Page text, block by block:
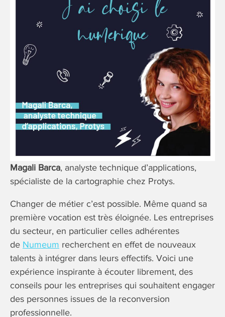
Magali Barca, analyste technique d’applications,
spécialiste de la cartographie chez Protys.
Changer de métier c’est possible. Même quand sa
première vocation est très éloignée. Les entreprises
du secteur, en particulier celles adhérentes
de Numeum recherchent en effet de nouveaux
talents à intégrer dans leurs effectifs. Voici une
expérience inspirante à écouter librement, des
conseils pour les entreprises qui souhaitent engager
des personnes issues de la reconversion
professionnelle.